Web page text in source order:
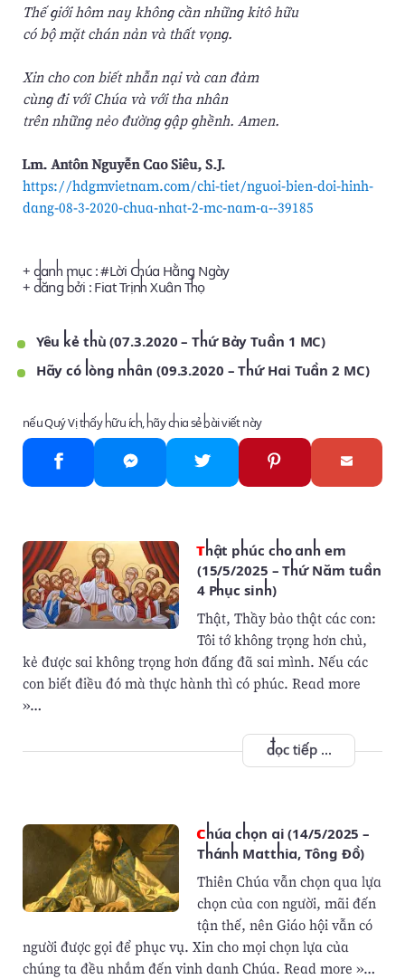
Thế giới hôm nay không cần những kitô hữu
có bộ mặt chán nản và thất vọng.
Xin cho con biết nhẫn nại và can đảm
cùng đi với Chúa và với tha nhân
trên những nẻo đường gập ghềnh. Amen.
Lm. Antôn Nguyễn Cao Siêu, S.J.
https://hdgmvietnam.com/chi-tiet/nguoi-bien-doi-hinh-
dang-08-3-2020-chua-nhat-2-mc-nam-a--39185
+ danh mục : #Lời Chúa Hằng Ngày
+ đăng bởi : Fiat Trịnh Xuân Thọ
Yêu kẻ thù (07.3.2020 – Thứ Bảy Tuần 1 MC)
Hãy có lòng nhân (09.3.2020 – Thứ Hai Tuần 2 MC)
nếu Quý Vị thấy hữu ích, hãy chia sẻ bài viết này
Thật phúc cho anh em
(15/5/2025 – Thứ Năm tuần
4 Phục sinh)
Thật, Thầy bảo thật các con:
Tôi tớ không trọng hơn chủ,
kẻ được sai không trọng hơn đấng đã sai mình. Nếu các
con biết điều đó mà thực hành thì có phúc. Read more
»…
đọc tiếp ...
Chúa chọn ai (14/5/2025 –
Thánh Matthia, Tông Đồ)
Thiên Chúa vẫn chọn qua lựa
chọn của con người, mãi đến
tận thế, nên Giáo hội vẫn có
người được gọi để phục vụ. Xin cho mọi chọn lựa của
chúng ta đều nhắm đến vinh danh Chúa. Read more »…